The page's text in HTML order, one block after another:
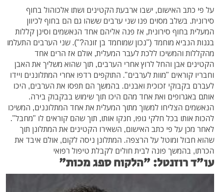
על פי כתב האישום, ישבו ארבעת הקטינים ושתו אלכוהול בחוף
סירונית. בשלב מסוים פנו שני ערבים ששהו גם הם בחוף לכיוון
המעלית בחוף סירונית, אז פנה אליהם אחד הנאשמים וסינן קללות
בגנות הנביא מוחמד ("נכון שמוחמד בן זונה?"). שני הערבים התעלמו
מהקללות והמשיכו ללכת לעבר המעלית, אולם אז הרים אחד
הקטינים אבן והחל לרוץ אחרי הערבים, תוך שהוא משליך את האבן
וחבריו קוראים "מוות לערבים". התוקפים רדפו אחרי המתלוננים ויידו
לעברם בקבוקי זכוכית ואבנים. בהמשך הם תפסו את הערבים, היכו
אותם באגרופים ואת אחד מהם היכו תוך שימוש בבקבוק בירה.
הנאשמים הצליחו למשוך מתוך המעלית את אחד המתלוננים, המשיכו
להכות אותו בכל חלקי גופו, חנקו אותו, תוך שהם קוראים לו "מחבל".
לאחר מכן על פי כתב האישום, השאירו הקטינים את המתלונן תוך
שהוא חבול ומוטל על הרצפה. המתלונן ניסה לקום, אולם איבד את
הכרתו, בהמשך פונה לבית חולים לקבלת טיפול רפואי
עו"ד רוזנטל: "הלקוח ספג מכות"